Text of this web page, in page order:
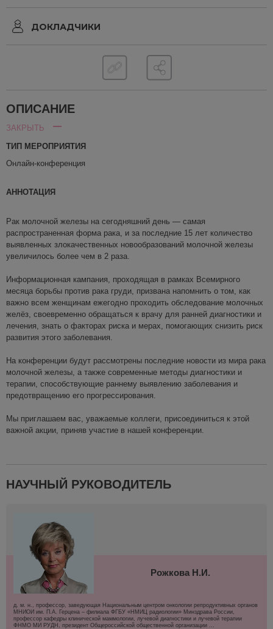
ДОКЛАДЧИКИ
ОПИСАНИЕ
ЗАКРЫТЬ
ТИП МЕРОПРИЯТИЯ
Онлайн-конференция
АННОТАЦИЯ
Рак молочной железы на сегодняшний день — самая
распространенная форма рака, и за последние 15 лет количество
выявленных злокачественных новообразований молочной железы
увеличилось более чем в 2 раза.
Информационная кампания, проходящая в рамках Всемирного
месяца борьбы против рака груди, призвана напомнить о том, как
важно всем женщинам ежегодно проходить обследование молочных
желёз, своевременно обращаться к врачу для ранней диагностики и
лечения, знать о факторах риска и мерах, помогающих снизить риск
развития этого заболевания.
На конференции будут рассмотрены последние новости из мира рака
молочной железы, а также современные методы диагностики и
терапии, способствующие раннему выявлению заболевания и
предотвращению его прогрессирования.
Мы приглашаем вас, уважаемые коллеги, присоединиться к этой
важной акции, приняв участие в нашей конференции.
НАУЧНЫЙ РУКОВОДИТЕЛЬ
Рожкова Н.И.
д. м. н., профессор, заведующая Национальным центром онкологии репродуктивных органов
МНИОИ им. П.А. Герцена – филиала ФГБУ «НМИЦ радиологии» Минздрава России,
профессор кафедры клинической маммологии, лучевой диагностики и лучевой терапии
ФНМО МИ РУДН, президент Общероссийской общественной организации ...